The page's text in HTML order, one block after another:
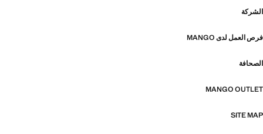
الشركة
فرص العمل لدى MANGO
الصحافة
MANGO OUTLET
SITE MAP